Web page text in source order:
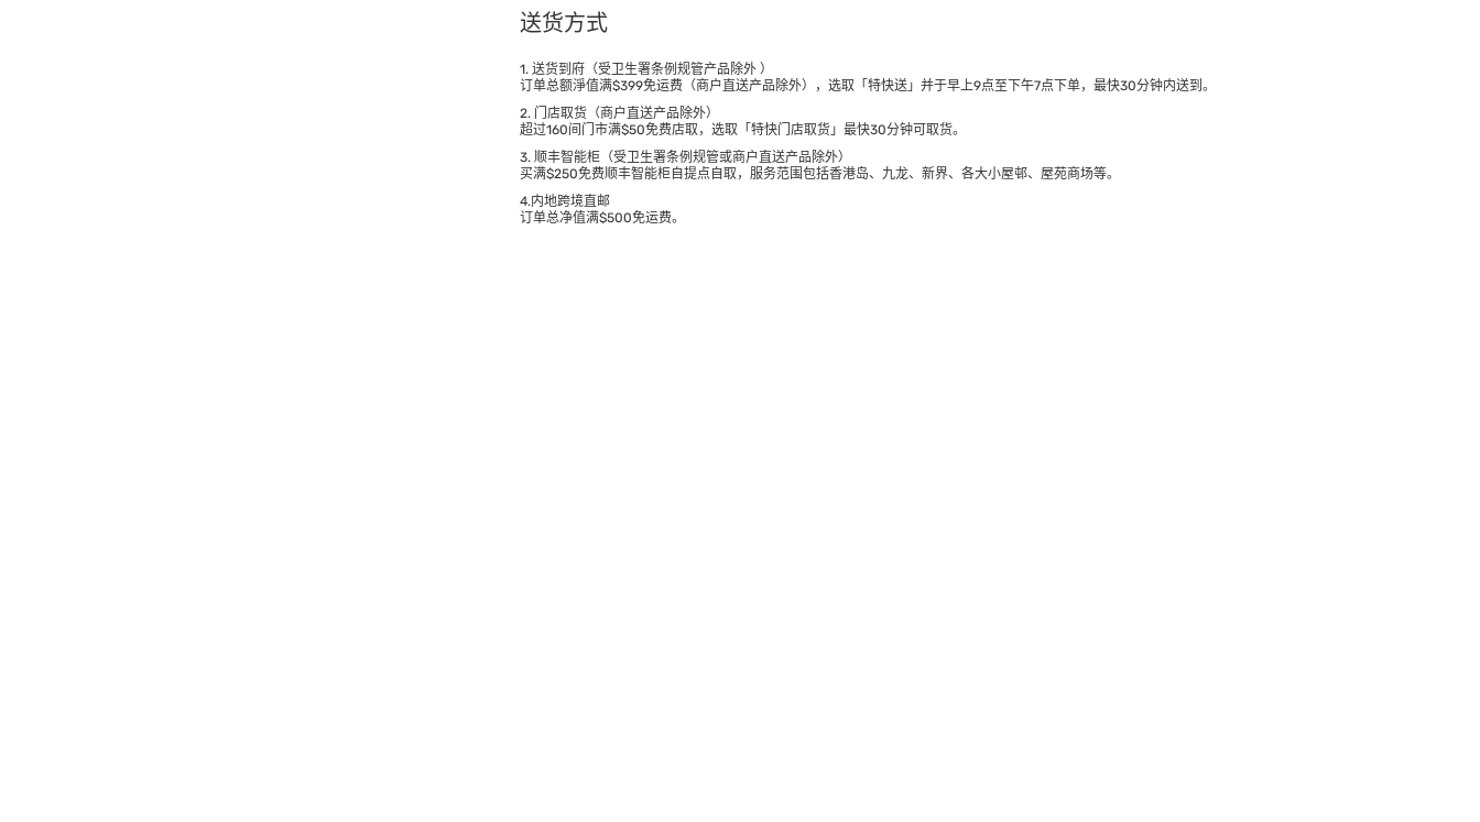
送货方式
1. 送货到府（受卫生署条例规管产品除外 ）
订单总额淨值满$399免运费（商户直送产品除外），选取「特快送」并于早上9点至下午7点下单，最快30分钟内送到​。
2. 门店取货（商户直送产品除外）
超过160间门市满$50免费店取，选取「特快门店取货」最快30分钟可取货。
3. 顺丰智能柜（受卫生署条例规管或商户直送产品除外）
买满$250免费顺丰智能柜自提点自取，服务范围包括香港岛、九龙、新界、各大小屋邨、屋苑商场等。
4.内地跨境直邮
订单总净值满$500免运费。